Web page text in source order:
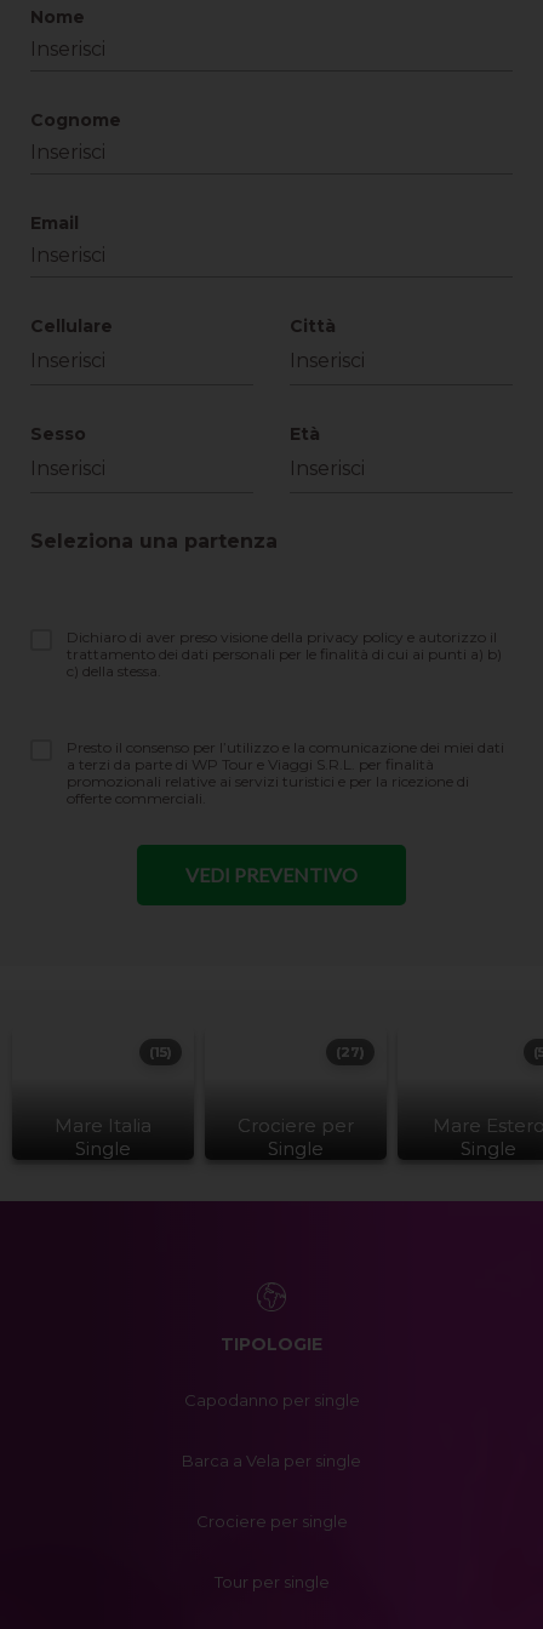
Nome
Cognome
Email
Cellulare Città
Sesso Età
Seleziona una partenza
Dichiaro di aver preso visione della privacy policy e autorizzo il
trattamento dei dati personali per le finalità di cui ai punti a) b)
c) della stessa.
Presto il consenso per l’utilizzo e la comunicazione dei miei dati
a terzi da parte di WP Tour e Viaggi S.R.L. per finalità
promozionali relative ai servizi turistici e per la ricezione di
offerte commerciali.
Mare Italia
Single
(15)
Crociere per
Single
(27)
Mare
Single
TIPOLOGIE
Capodanno per single
Barca a Vela per single
Crociere per single
Tour per single